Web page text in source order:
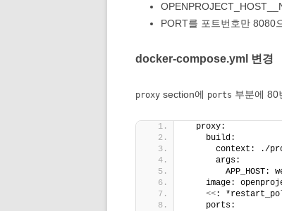
PORT를 포트번호만 8080
docker-compose.yml 변경
proxy section에 ports 부분에 80
  proxy:
    build:
context: ./
      args:
APP_HOST:
image:
<<:
    ports: